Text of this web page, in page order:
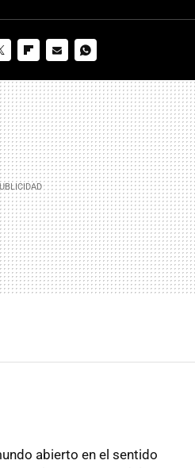
MAIL
abierto en el sentido